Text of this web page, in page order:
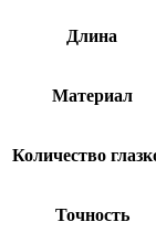
Длина
Материал
Количество
Точность